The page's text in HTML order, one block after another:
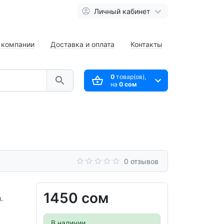
Личный кабинет
Доставка и оплата Контакты
0товар(ов),
на 0 сом
0 отзывов
1450 сом